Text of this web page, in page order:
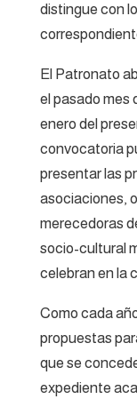
distingue con
El Patronato
el pasado mes
enero del
convocatoria
presentar las
asociaciones,
merecedoras
socio-cultural
celebran en la
Como cada
propuestas
que se
expediente